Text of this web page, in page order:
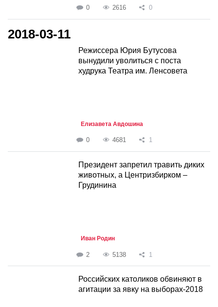
0 2616 0
2018-03-11
Режиссера Юрия Бутусова
вынудили уволиться с поста
худрука Театра им. Ленсовета
Елизавета Авдошина
0 4681 1
Президент запретил травить диких
животных, а Центризбирком –
Грудинина
Иван Родин
2 5138 1
Российских католиков обвиняют в
агитации за явку на выборах-2018